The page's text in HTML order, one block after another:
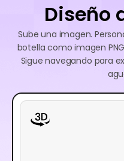
Diseño
Sube una imagen.
botella como imagen
Sigue navegando para